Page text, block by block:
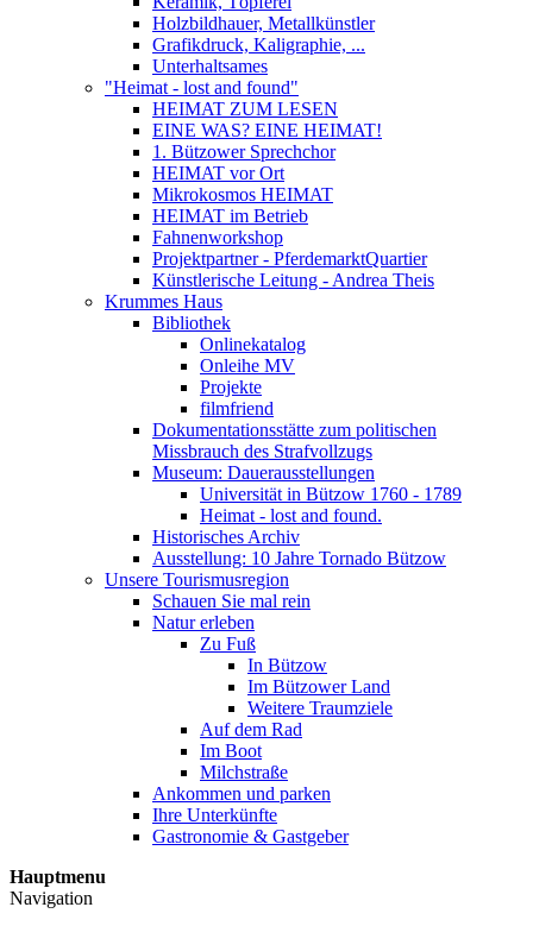
Holzbildhauer, Metallkünstler
Grafikdruck, Kaligraphie, ...
Unterhaltsames
"Heimat - lost and found"
HEIMAT ZUM LESEN
EINE WAS? EINE HEIMAT!
1. Bützower Sprechchor
HEIMAT vor Ort
Mikrokosmos HEIMAT
HEIMAT im Betrieb
Fahnenworkshop
Projektpartner - PferdemarktQuartier
Künstlerische Leitung - Andrea Theis
Krummes Haus
Bibliothek
Onlinekatalog
Onleihe MV
Projekte
filmfriend
Dokumentationsstätte zum politischen
Missbrauch des Strafvollzugs
Museum: Dauerausstellungen
Universität in Bützow 1760 - 1789
Heimat - lost and found.
Historisches Archiv
Ausstellung: 10 Jahre Tornado Bützow
Unsere Tourismusregion
Schauen Sie mal rein
Natur erleben
Zu Fuß
In Bützow
Im Bützower Land
Weitere Traumziele
Auf dem Rad
Im Boot
Milchstraße
Ankommen und parken
Ihre Unterkünfte
Gastronomie & Gastgeber
Hauptmenu
Navigation